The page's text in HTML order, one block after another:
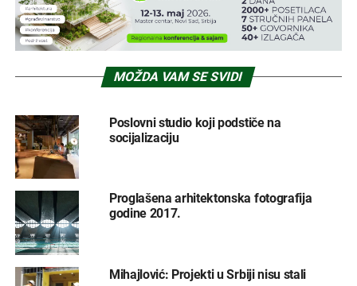
MOŽDA VAM SE SVIDI
Poslovni studio koji podstiče na
socijalizaciju
Proglašena arhitektonska fotografija
godine 2017.
Mihajlović: Projekti u Srbiji nisu stali